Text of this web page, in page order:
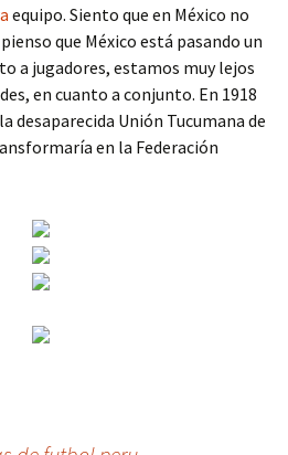
equipo. Siento que en México no
que México está pasando un
a jugadores, estamos muy lejos
en cuanto a conjunto. En 1918
desaparecida Unión Tucumana de
en la Federación